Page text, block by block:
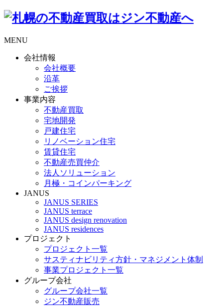
MENU
会社情報
会社概要
沿革
ご挨拶
事業内容
不動産買取
宅地開発
戸建住宅
リノベーション住宅
賃貸住宅
不動産売買仲介
法人ソリューション
月極・コインパーキング
JANUS
JANUS SERIES
JANUS terrace
JANUS design renovation
JANUS residences
プロジェクト
プロジェクト一覧
サスティナビリティ方針・マネジメント体制
事業プロジェクト一覧
グループ会社
グループ会社一覧
ジン不動産販売